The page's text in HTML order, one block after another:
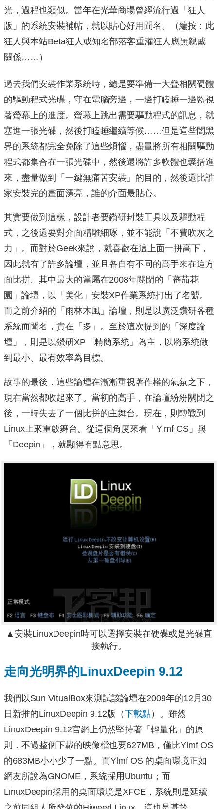
光，過程也類似。當年在光華商場曾經流行過「狂人
版」的系統安裝補帖，就以貼心好用聞名。（編按：此
狂人與本站Beta狂人或知名部落客重灌狂人應無親戚
關係……）
過去我們安裝作業系統時，總是要準備一大疊相關硬體
的驅動程式光碟，守在電腦旁邊，一邊打瞌睡一邊監視
著螢幕上的進度。螢幕上跳出需要驅動程式的訊息，就
塞進一張光碟，然後打瞌睡繼續等候……但是這些闇黑
界的系統都完全免除了這些煩惱，盡量將所有相關驅動
程式都集合在一張光碟中，然後還將許多軟體也囊括進
來，盡量做到「一鍵無痛苦安裝」的目的，然後還比誰
家安裝完的畫面漂亮，誰的介面最貼心。
其實要做到這樣，設計者要鑽研封裝工具以及驅動程
式，之後還要對介面精雕細琢，並不能說「不費吹灰之
力」。而對於Geek來說，就喜歡在這上面一拼高下，
因此就有了許多論壇，並且各自有不同的高手來在這方
面比拼。其中最大的當屬在2008年關閉的「蕃茄花
園」論壇，以「美化」安裝XP作業系統打出了名號。
而之前介紹的「雨林木風」論壇，則是以廣泛鑽研各種
系統而聞名，貴在「多」。至於這次提到的「深度論
壇」，則是以鑽研XP「精簡系統」為主，以將系統做
到最小、最有效率為目標。
故事的最後，這些論壇在漸漸重視著作權的氣氛之下，
現在當然都收起來了。當初的高手，在論壇紛紛關閉之
後，一時失去了一個比拼的主舞台。現在，則轉戰到
Linux上來重啟舞台。從這個角度來看「Ylmf OS」與
「Deepin」，就顯得有點意思。
▲安裝LinuxDeepin時可以選擇安裝在硬碟或是光碟直
接執行。
走向光明界的LinuxDeepin 9.12
我們以Sun VitualBox來測試該論壇在2009年的12月30
日新推的LinuxDeepin 9.12版（下載點）。雖然
LinuxDeepin 9.12官網上仍然堅持著「輕量化」的原
則，不過整個下載的映像檔也要627MB，僅比Ylmf OS
的683MB小小少了一點。而Ylmf OS 的桌面環境正如
網友所說為GNOME，系統採用Ubuntu；而
LinuxDeepin採用的桌面環境是XFCE，系統則是延續